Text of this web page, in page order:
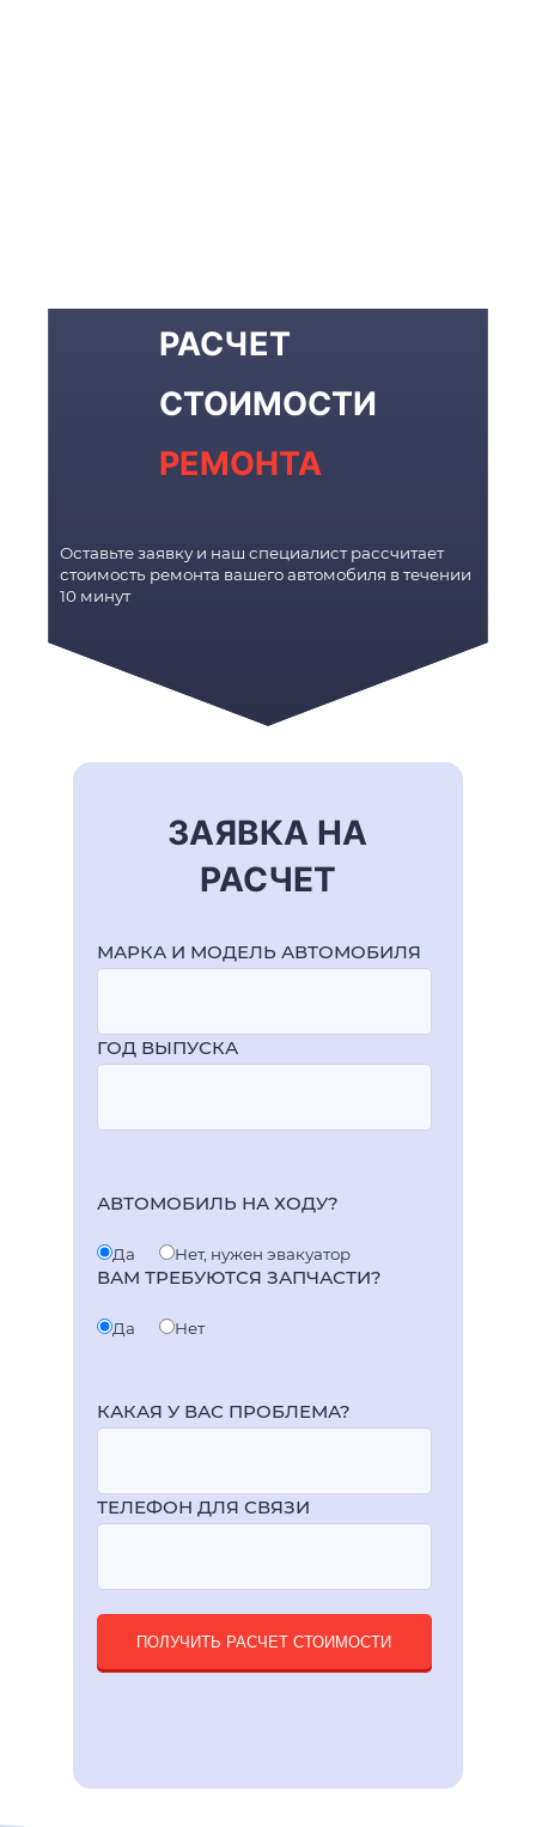
РАСЧЕТ
СТОИМОСТИ
РЕМОНТА
Оставьте заявку и наш специалист рассчитает
стоимость ремонта вашего автомобиля в течении
10 минут
ЗАЯВКА НА
РАСЧЕТ
МАРКА И МОДЕЛЬ АВТОМОБИЛЯ
ГОД ВЫПУСКА
АВТОМОБИЛЬ НА ХОДУ?
Да Нет, нужен эвакуатор
ВАМ ТРЕБУЮТСЯ ЗАПЧАСТИ?
Да Нет
КАКАЯ У ВАС ПРОБЛЕМА?
ТЕЛЕФОН ДЛЯ СВЯЗИ
ПОЛУЧИТЬ РАСЧЕТ СТОИМОСТИ